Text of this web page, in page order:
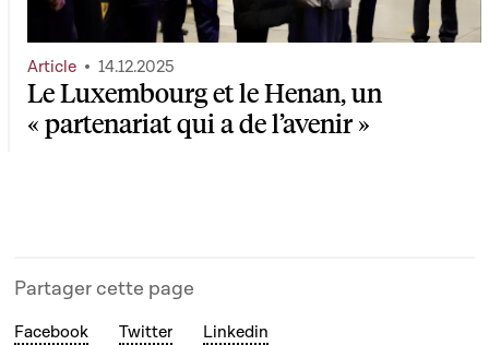
Le Luxembourg et le Henan, un
« partenariat qui a de l’avenir »
Article 14.12.2025
Partager cette page
Facebook Twitter Linkedin